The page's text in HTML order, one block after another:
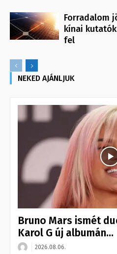
Forradalom
kínai
fel
NEKED AJÁNLJUK
Bruno Mars ismét
Karol G új albumán...
2026.08.06.